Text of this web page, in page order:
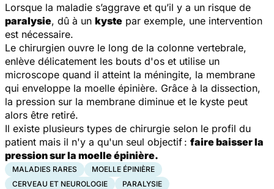
Lorsque la maladie s’aggrave et qu’il y a un risque de
paralysie, dû à un kyste par exemple, une intervention
est nécessaire.
Le chirurgien ouvre le long de la colonne vertebrale,
enlève délicatement les bouts d'os et utilise un
microscope quand il atteint la méningite, la membrane
qui enveloppe la moelle épinière. Grâce à la dissection,
la pression sur la membrane diminue et le kyste peut
alors être retiré.
Il existe plusieurs types de chirurgie selon le profil du
patient mais il n'y a qu'un seul objectif : faire baisser la
pression sur la moelle épinière.
MALADIES RARES
MOELLE ÉPINIÈRE
CERVEAU ET NEUROLOGIE
PARALYSIE